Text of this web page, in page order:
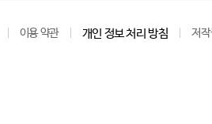
이용 약관 개인 정보 처리 방침 저